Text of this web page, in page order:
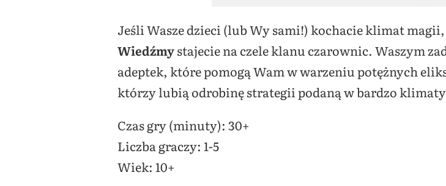
Jeśli Wasze dzieci (lub Wy sami!) kochacie klimat
Wiedźmystajecie na czele klanu czarownic. Waszym
adeptek, które pomogą Wam w warzeniu potężnych
którzy lubią odrobinę strategii podaną w bardzo
Czas gry (minuty): 30+
Liczba graczy: 1-5
Wiek: 10+